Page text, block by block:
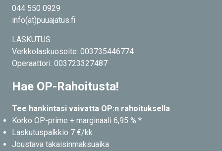
044 550 0929
info(at)puuajatus.fi
LASKUTUS
Verkkolaskuosoite: 003735446774
Operaattori: 003723327487
Hae OP-Rahoitusta!
Tee hankintasi vaivatta OP:n rahoituksella
Korko OP-prime + marginaali 6,95 % *
Laskutuspalkkio 7 €/kk
Joustava takaisinmaksuaika